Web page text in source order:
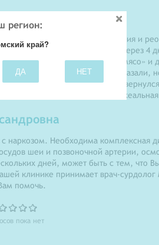
уха. Собственно операция и
операции шум пропал, но через 4
какое-то «бешенное мясо» и
это мясо, фистулы, сказали,
2 дня исчез шум, затем опять
час, наркоз общий, эндотрахеальная
наркозом. Необходима комплексная
шеи и позвоночной артерии,
дней, может быть с тем, что
клинике принимает врач-
помочь.
пока нет
регион:
край?
ДА НЕТ